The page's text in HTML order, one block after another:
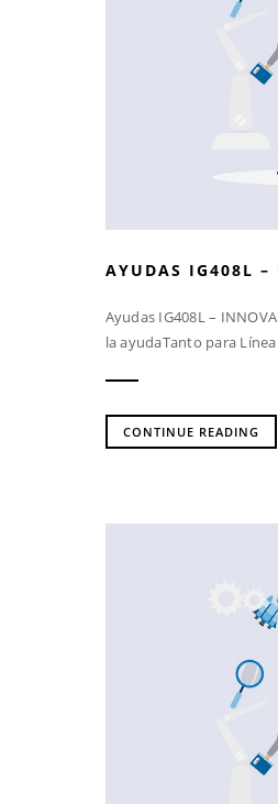
AYUDAS IG408L –
Ayudas IG408L –
la ayudaTanto para
CONTINUE READING